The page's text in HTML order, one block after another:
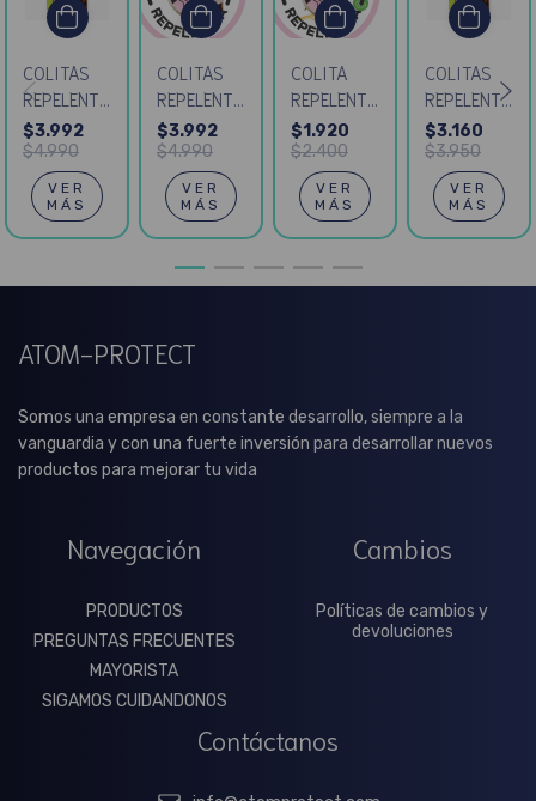
COLITAS
REPELENTES
DE PIOJOS
ESCOLARES
SET X4
AZUL
$3.992
$4.990
VER
MÁS
COLITAS
REPELENTES
DE PIOJOS
SET X 4
KIDS
$3.992
$4.990
VER
MÁS
COLITA
REPELENTE
DE PIOJOS
LILA
$1.920
$2.400
VER
MÁS
COLITAS
REPELENTES
DE PIOJOS
ESCOLARES
SET X2
VERDE
$3.160
$3.950
VER
MÁS
ATOM-PROTECT
Somos una empresa en constante desarrollo, siempre a la
vanguardia y con una fuerte inversión para desarrollar nuevos
productos para mejorar tu vida
Navegación
PRODUCTOS
PREGUNTAS FRECUENTES
MAYORISTA
SIGAMOS CUIDANDONOS
Cambios
Políticas de cambios y
devoluciones
Contáctanos